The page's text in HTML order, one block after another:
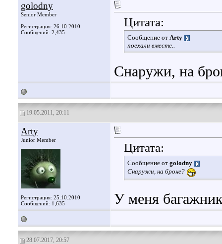
golodny
Senior Member
Регистрация: 26.10.2010
Сообщений: 2,435
Цитата:
Сообщение от Arty
поехали вместе..
Снаружи, на
19.05.2011, 20:11
Arty
Junior Member
Регистрация: 25.10.2010
Сообщений: 1,635
Цитата:
Сообщение от golodny
Снаружи, на броне?
У меня
28.07.2017, 20:57